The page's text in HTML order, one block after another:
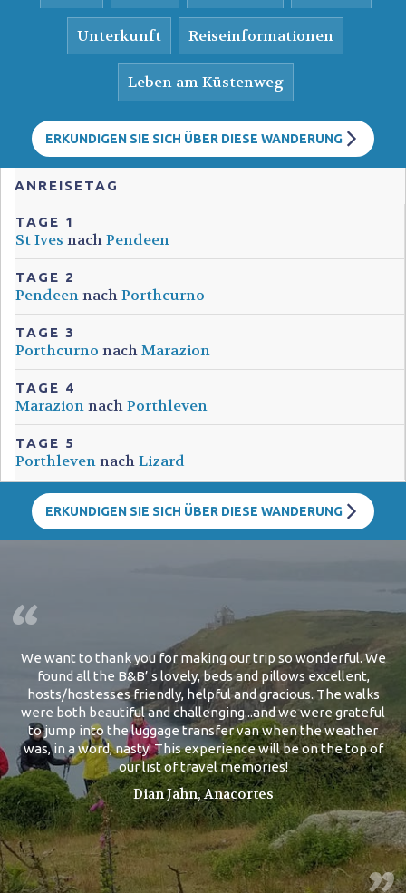
Unterkunft Reiseinformationen
Leben am Küstenweg
ERKUNDIGEN SIE SICH ÜBER DIESE WANDERUNG
ANREISETAG
TAGE 1
St Ives nachPendeen
TAGE 2
PendeennachPorthcurno
TAGE 3
Porthcurno nachMarazion
TAGE 4
MarazionnachPorthleven
TAGE 5
PorthlevennachLizard
ERKUNDIGEN SIE SICH ÜBER DIESE WANDERUNG
We want to thank you for making our trip so wonderful. We
found all the B&B’ s lovely, beds and pillows excellent,
hosts/hostesses friendly, helpful and gracious. The walks
were both beautiful and challenging...and we were grateful
to jump into the luggage transfer van when the weather
was, in a word, nasty! This experience will be on the top of
our list of travel memories!
Dian Jahn, Anacortes